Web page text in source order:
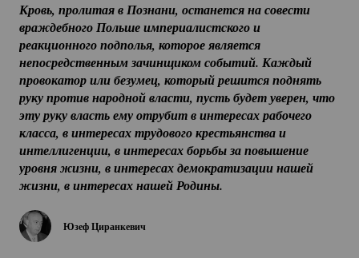
Юзеф Циранкевич
Кровь, пролитая в Познани, останется на совести
враждебного Польше империалистского и
реакционного подполья, которое является
непосредственным зачинщиком событий. Каждый
провокатор или безумец, который решится поднять
руку против народной власти, пусть будет уверен, что
эту руку власть ему отрубит в интересах рабочего
класса, в интересах трудового крестьянства и
интеллигенции, в интересах борьбы за повышение
уровня жизни, в интересах демократизации нашей
жизни, в интересах нашей Родины.